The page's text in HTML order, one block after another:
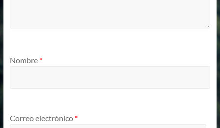
Nombre *
Correo electrónico *